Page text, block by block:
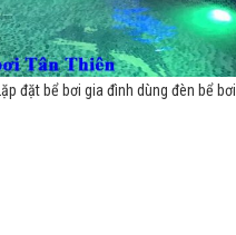
Lặp đặt bể bơi gia đình dùng đèn bể bơi